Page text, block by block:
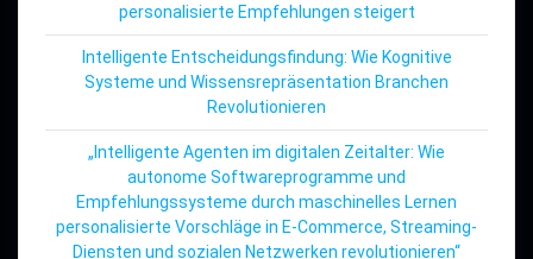
personalisierte Empfehlungen steigert
Intelligente Entscheidungsfindung: Wie Kognitive
Systeme und Wissensrepräsentation Branchen
Revolutionieren
„Intelligente Agenten im digitalen Zeitalter: Wie
autonome Softwareprogramme und
Empfehlungssysteme durch maschinelles Lernen
personalisierte Vorschläge in E-Commerce, Streaming-
Diensten und sozialen Netzwerken revolutionieren“